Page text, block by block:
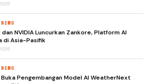
NVIDIA Luncurkan Zankore, Platform AI
di Asia-Pasifik
Pengembangan Model AI WeatherNext